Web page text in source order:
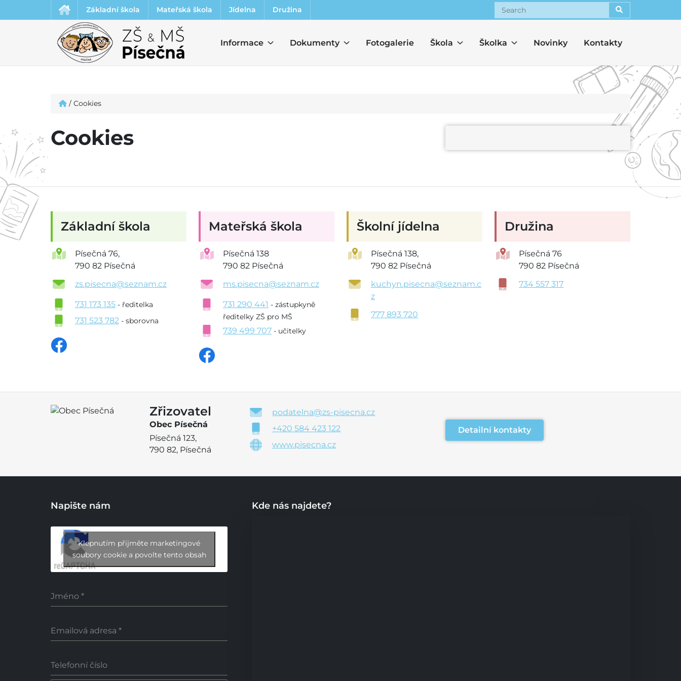
Základní škola Mateřská škola Jídelna
Družina
Search
Informace Dokumenty Fotogalerie Škola Školka Novinky Kontakty
/ Cookies
Cookies
Základní škola
Písečná 76,
790 82 Písečná
zs.pisecna@seznam.cz
731 173 135 - ředitelka
731 523 782 - sborovna
Mateřská škola
Písečná 138
790 82 Písečná
ms.pisecna@seznam.cz
731 290 441 - zástupkyně
ředitelky ZŠ pro MŠ
739 499 707 - učitelky
Školní jídelna
Písečná 138,
790 82 Písečná
kuchyn.pisecna@seznam.c
z
777 893 720
Družina
Písečná 76
790 82 Písečná
734 557 317
Zřizovatel
Obec Písečná
Písečná 123,
790 82, Písečná
podatelna@zs-pisecna.cz
+420 584 423 122
www.pisecna.cz
Detailní kontakty
Napište nám
Klepnutím přijměte marketingové
soubory cookie a povolte tento obsah
Jméno *
Emailová adresa *
Telefonní číslo
Kde nás najdete?